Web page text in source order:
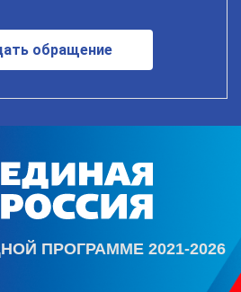
обращение
ПРОГРАММЕ 2021-2026